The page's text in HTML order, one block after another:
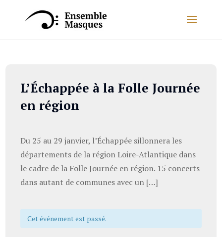
L’Échappée à la Folle Journée
en région
Du 25 au 29 janvier, l’Échappée sillonnera les
départements de la région Loire-Atlantique dans
le cadre de la Folle Journée en région. 15 concerts
dans autant de communes avec un […]
Cet événement est passé.